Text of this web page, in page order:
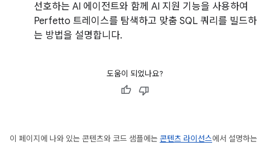
선호하는 AI 에이전트와 함께 AI 지원 기능을 사용하여
Perfetto 트레이스를 탐색하고 맞춤 SQL 쿼리를 빌드하
는 방법을 설명합니다.
도움이 되었나요?
이 페이지에 나와 있는 콘텐츠와 코드 샘플에는 콘텐츠 라이선스에서 설명하는